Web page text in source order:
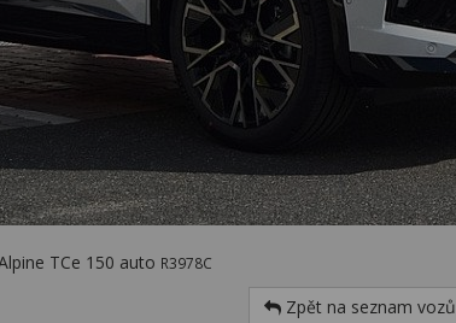
TCe 150 auto R3978C
Zpět na seznam vozů